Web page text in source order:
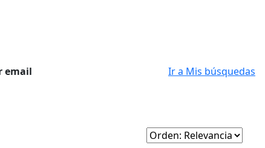
email Ir a Mis búsquedas